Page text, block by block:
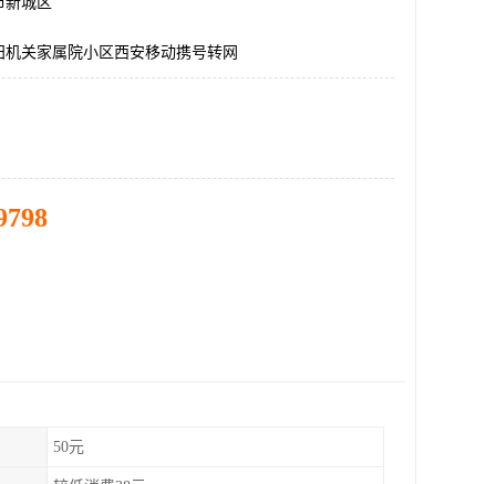
机关家属院小区西安移动携号转网
50元